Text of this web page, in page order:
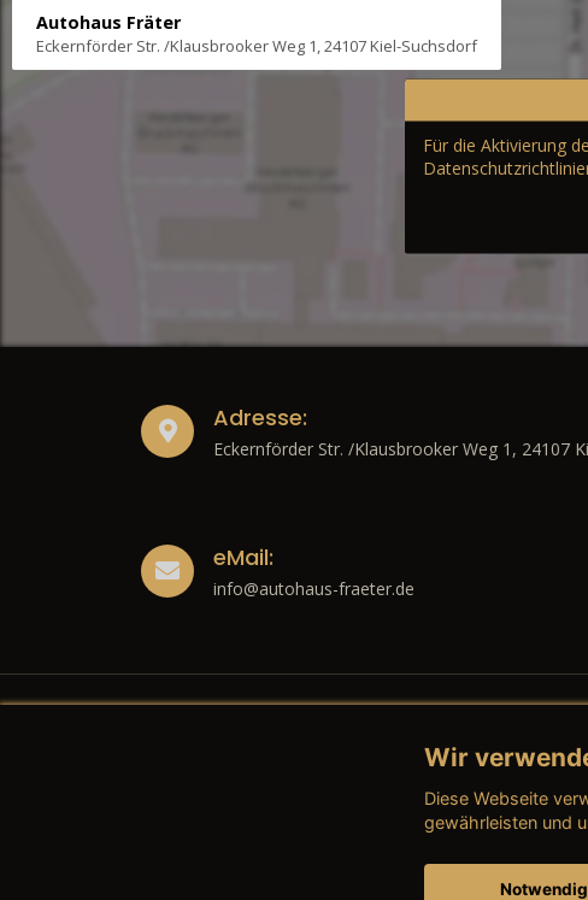
Autohaus Fräter
Eckernförder Str. /Klausbrooker Weg 1, 24107 Kiel-Suchsdorf
Für die Aktivierung
Adresse:
Eckernförder Str. /Klausbrooker Weg 1, 24107
eMail:
info@autohaus-fraeter.de
→
Wir
Diese Webseite
gewährleisten und